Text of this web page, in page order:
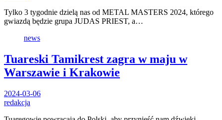
Tylko 3 tygodnie dzielą nas od METAL MASTERS 2024, którego
gwiazdą będzie grupa JUDAS PRIEST, a…
news
Tuareski Tamikrest zagra w maju w
Warszawie i Krakowie
2024-03-06
redakcja